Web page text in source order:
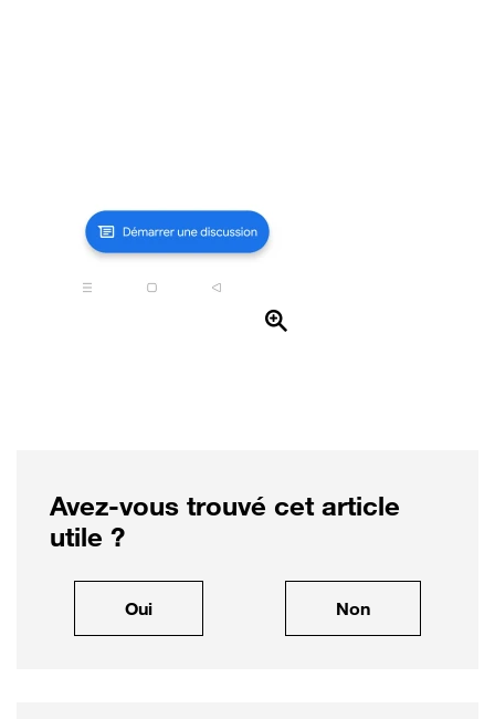
Avez-vous trouvé cet article
utile ?
Oui, cet article m'a été utileNon, cet article ne